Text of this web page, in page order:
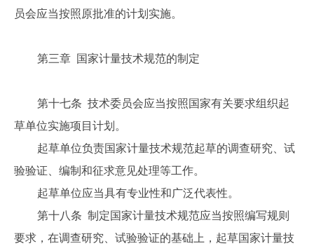
员会应当按照原批准的计划实施。
第三章 国家计量技术规范的制定
第十七条 技术委员会应当按照国家有关要求组织起
草单位实施项目计划。
起草单位负责国家计量技术规范起草的调查研究、试
验验证、编制和征求意见处理等工作。
起草单位应当具有专业性和广泛代表性。
第十八条 制定国家计量技术规范应当按照编写规则
要求，在调查研究、试验验证的基础上，起草国家计量技